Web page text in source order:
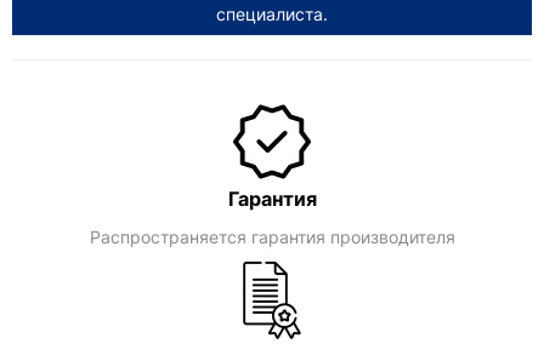
специалиста.
Гарантия
Распространяется гарантия производителя